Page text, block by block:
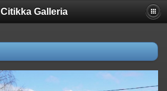
Citikka Galleria